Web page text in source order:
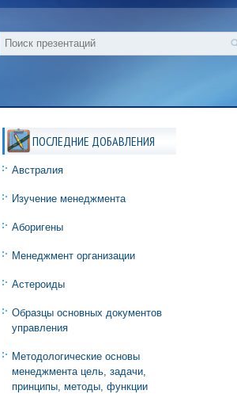
ПОСЛЕДНИЕ ДОБАВЛЕНИЯ
Австралия
Изучение менеджмента
Аборигены
Менеджмент организации
Астероиды
Образцы основных документов
управления
Методологические основы
менеджмента цель, задачи,
принципы, методы, функции